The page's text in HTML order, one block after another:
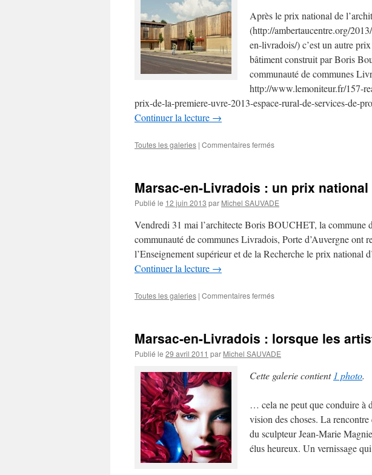
Après le prix national de
(http://ambertaucentre.org/
en-livradois/) c’est un autre
bâtiment construit par Boris
communauté de communes
http://www.lemoniteur.fr/157-
prix-de-la-premiere-uvre-2013-espace-rural-de-services-de-
Continuer la lecture →
Toutes les galeries | Commentaires fermés
pour
l’Espace
rural
de
services
de
proximité
Marsac-en-Livradois : un prix national
Publié le 12 juin 2013 par Michel SAUVADE
Vendredi 31 mai l’architecte Boris BOUCHET, la commune
communauté de communes Livradois, Porte d’Auvergne ont
l’Enseignement supérieur et de la Recherche le prix national
Continuer la lecture →
Toutes les galeries | Commentaires fermés
:
un
prix
national
d’architecture.
Marsac-en-Livradois : lorsque les
Publié le 29 avril 2011 par Michel SAUVADE
Cette galerie contient 1 photo.
… cela ne peut que conduire à
vision des choses. La
du sculpteur Jean-Marie
élus heureux. Un vernissage